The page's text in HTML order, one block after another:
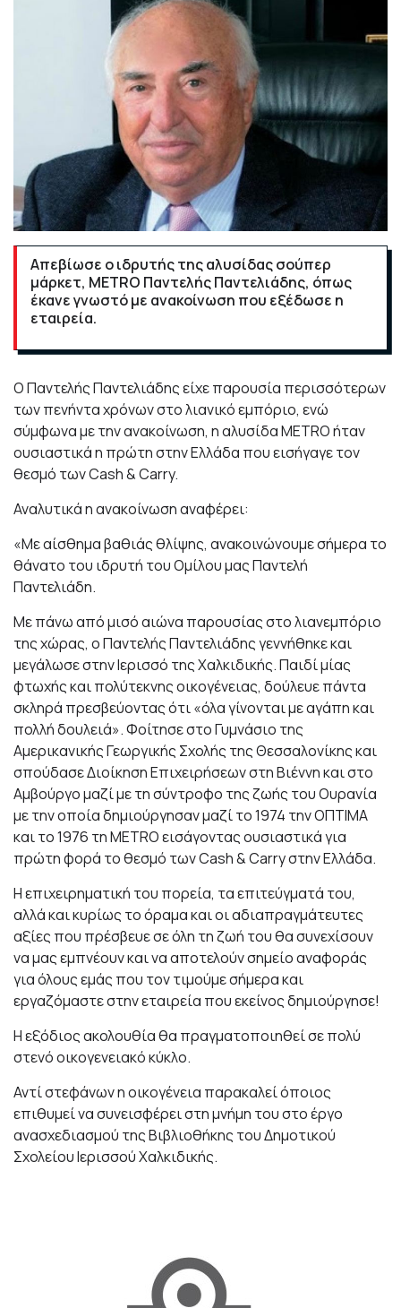
Απεβίωσε ο ιδρυτής της αλυσίδας σούπερ
μάρκετ, METRO Παντελής Παντελιάδης, όπως
έκανε γνωστό με ανακοίνωση που εξέδωσε η
εταιρεία.
Ο Παντελής Παντελιάδης είχε παρουσία περισσότερων
των πενήντα χρόνων στο λιανικό εμπόριο, ενώ
σύμφωνα με την ανακοίνωση, η αλυσίδα METRO ήταν
ουσιαστικά η πρώτη στην Ελλάδα που εισήγαγε τον
θεσμό των Cash & Carry.
Αναλυτικά η ανακοίνωση αναφέρει:
«Με αίσθημα βαθιάς θλίψης, ανακοινώνουμε σήμερα το
θάνατο του ιδρυτή του Ομίλου μας Παντελή
Παντελιάδη.
Με πάνω από μισό αιώνα παρουσίας στο λιανεμπόριο
της χώρας, ο Παντελής Παντελιάδης γεννήθηκε και
μεγάλωσε στην Ιερισσό της Χαλκιδικής. Παιδί μίας
φτωχής και πολύτεκνης οικογένειας, δούλευε πάντα
σκληρά πρεσβεύοντας ότι «όλα γίνονται με αγάπη και
πολλή δουλειά». Φοίτησε στο Γυμνάσιο της
Αμερικανικής Γεωργικής Σχολής της Θεσσαλονίκης και
σπούδασε Διοίκηση Επιχειρήσεων στη Βιέννη και στο
Αμβούργο μαζί με τη σύντροφο της ζωής του Ουρανία
με την οποία δημιούργησαν μαζί το 1974 την ΟΠΤΙΜΑ
και το 1976 τη METRO εισάγοντας ουσιαστικά για
πρώτη φορά το θεσμό των Cash & Carry στην Ελλάδα.
Η επιχειρηματική του πορεία, τα επιτεύγματά του,
αλλά και κυρίως το όραμα και οι αδιαπραγμάτευτες
αξίες που πρέσβευε σε όλη τη ζωή του θα συνεχίσουν
να μας εμπνέουν και να αποτελούν σημείο αναφοράς
για όλους εμάς που τον τιμούμε σήμερα και
εργαζόμαστε στην εταιρεία που εκείνος δημιούργησε!
Η εξόδιος ακολουθία θα πραγματοποιηθεί σε πολύ
στενό οικογενειακό κύκλο.
Αντί στεφάνων η οικογένεια παρακαλεί όποιος
επιθυμεί να συνεισφέρει στη μνήμη του στο έργο
ανασχεδιασμού της Βιβλιοθήκης του Δημοτικού
Σχολείου Ιερισσού Χαλκιδικής.